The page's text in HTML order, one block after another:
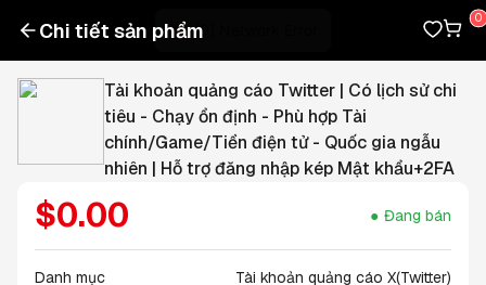
Chi tiết sản phẩm
Tài khoản quảng cáo Twitter | Có lịch sử chi
tiêu - Chạy ổn định - Phù hợp Tài
chính/Game/Tiền điện tử - Quốc gia ngẫu
nhiên | Hỗ trợ đăng nhập kép Mật khẩu+2FA
$0.00 Đang bán
Danh mục Tài khoản quảng cáo X(Twitter)